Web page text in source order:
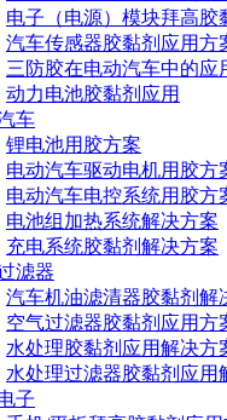
电子（电源）模块拜高胶
汽车传感器胶黏剂应用方
三防胶在电动汽车中的应
动力电池胶黏剂应用
车
锂电池用胶方案
电动汽车驱动电机用胶方
电动汽车电控系统用胶方
电池组加热系统解决方案
充电系统胶黏剂解决方案
滤器
汽车机油滤清器胶黏剂解
空气过滤器胶黏剂应用方
水处理胶黏剂应用解决方
水处理过滤器胶黏剂应用
子